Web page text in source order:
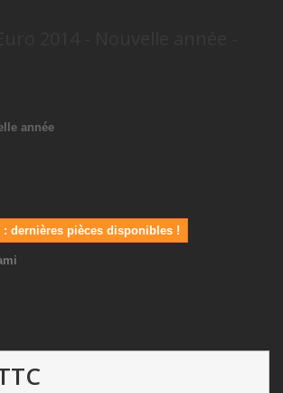
année
: dernières pièces disponibles !